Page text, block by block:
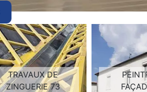
TRAVAUX DE
ZINGUERIE 73